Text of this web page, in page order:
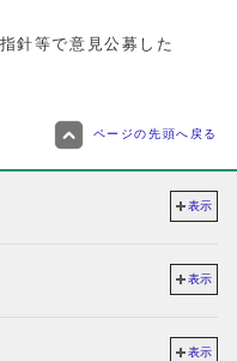
針等で意見公募した
ページの先頭へ戻る
表示
表示
表示